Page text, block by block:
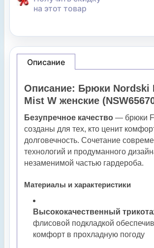
на этот товар
Описание
Описание: Брюки Nordski
Mist W женские (
Безупречное качество — брюки
созданы для тех, кто ценит
долговечность. Сочетание
технологий и продуманного
незаменимой частью гардероба.
Материалы и характеристики
Высококачественный
флисовой подкладкой
комфорт в прохладную погоду